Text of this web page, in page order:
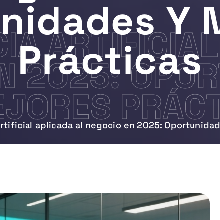
2025:
Y
Prácticas
aplicada al negocio en 2025: